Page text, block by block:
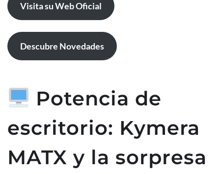
Visita su Web Oficial
Descubre Novedades
Potencia de
escritorio: Kymera
MATX y la sorpresa